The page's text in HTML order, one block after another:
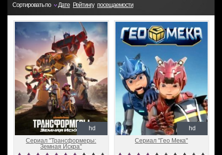
Сортировать по Дате Рейтингу посещаемости
hd
Сериал "Трансформеры:
Земная Искра"
hd
Сериал "Гео Мека"